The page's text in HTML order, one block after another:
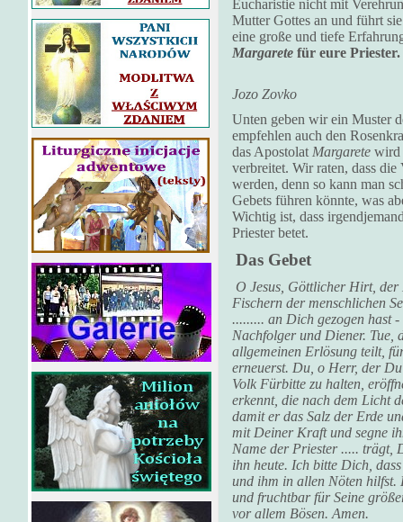
Eucharistie nicht mit
Mutter Gottes an und führt
eine große und tiefe
Margarete für eure Priester.
Jozo Zovko
Unten geben wir ein Muster
empfehlen auch den
das Apostolat Margarete wird
verbreitet. Wir raten, dass
werden, denn so kann man
Gebets führen könnte, was
Wichtig ist, dass
Priester betet.
Das Gebet
O Jesus, Göttlicher Hirt, der
Fischern der menschlichen
......... an Dich gezogen hast
Nachfolger und Diener. Tue,
allgemeinen Erlösung teilt,
erneuerst. Du, o Herr, der
Volk Fürbitte zu halten,
erkennt, die nach dem Licht
damit er das Salz der Erde
mit Deiner Kraft und segne
Name der Priester ..... trägt,
ihn heute. Ich bitte Dich,
und ihm in allen Nöten hilfst.
und fruchtbar für Seine
vor allem Bösen. Amen.